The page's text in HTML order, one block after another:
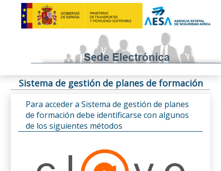
Sistema de gestión de planes de formación
Para acceder a Sistema de gestión de planes
de formación debe identificarse con algunos
de los siguientes métodos